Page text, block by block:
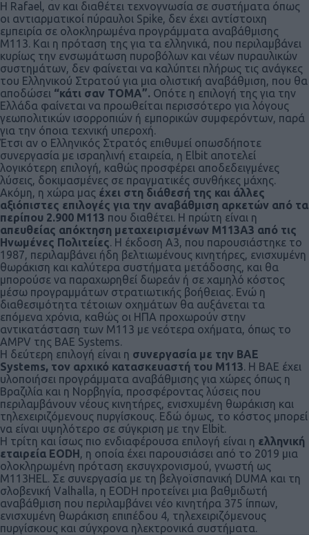
Η Rafael, αν και διαθέτει τεχνογνωσία σε συστήματα όπως
οι αντιαρματικοί πύραυλοι Spike, δεν έχει αντίστοιχη
εμπειρία σε ολοκληρωμένα προγράμματα αναβάθμισης
Μ113. Και η πρόταση της για τα ελληνικά, που περιλαμβάνει
κυρίως την ενσωμάτωση πυροβόλων και νέων πυραυλικών
συστημάτων, δεν φαίνεται να καλύπτει πλήρως τις ανάγκες
του Ελληνικού Στρατού για μια ολιστική αναβάθμιση, που θα
αποδώσει “κάτι σαν ΤΟΜΑ”. Οπότε η επιλογή της για την
Ελλάδα φαίνεται να προωθείται περισσότερο για λόγους
γεωπολιτικών ισορροπιών ή εμπορικών συμφερόντων, παρά
για την όποια τεχνική υπεροχή.
Έτσι αν ο Ελληνικός Στρατός επιθυμεί οπωσδήποτε
συνεργασία με ισραηλινή εταιρεία, η Elbit αποτελεί
λογικότερη επιλογή, καθώς προσφέρει αποδεδειγμένες
λύσεις, δοκιμασμένες σε πραγματικές συνθήκες μάχης.
Ακόμη, η χώρα μας έχει στη διάθεσή της και άλλες
αξιόπιστες επιλογές για την αναβάθμιση αρκετών από τα
περίπου 2.900 Μ113 που διαθέτει. Η πρώτη είναι η
απευθείας απόκτηση μεταχειρισμένων Μ113Α3 από τις
Ηνωμένες Πολιτείες. Η έκδοση Α3, που παρουσιάστηκε το
1987, περιλαμβάνει ήδη βελτιωμένους κινητήρες, ενισχυμένη
θωράκιση και καλύτερα συστήματα μετάδοσης, και θα
μπορούσε να παραχωρηθεί δωρεάν ή σε χαμηλό κόστος
μέσω προγραμμάτων στρατιωτικής βοήθειας. Ενώ η
διαθεσιμότητα τέτοιων οχημάτων θα αυξάνεται τα
επόμενα χρόνια, καθώς οι ΗΠΑ προχωρούν στην
αντικατάσταση των Μ113 με νεότερα οχήματα, όπως το
AMPV της BAΕ Systems.
Η δεύτερη επιλογή είναι η συνεργασία με την BAΕ
Systems, τον αρχικό κατασκευαστή του Μ113. Η BAΕ έχει
υλοποιήσει προγράμματα αναβάθμισης για χώρες όπως η
Βραζιλία και η Νορβηγία, προσφέροντας λύσεις που
περιλαμβάνουν νέους κινητήρες, ενισχυμένη θωράκιση και
τηλεχειριζόμενους πυργίσκους. Εδώ όμως, το κόστος μπορεί
να είναι υψηλότερο σε σύγκριση με την Elbit.
Η τρίτη και ίσως πιο ενδιαφέρουσα επιλογή είναι η ελληνική
εταιρεία EODH, η οποία έχει παρουσιάσει από το 2019 μια
ολοκληρωμένη πρόταση εκσυγχρονισμού, γνωστή ως
Μ113HEL. Σε συνεργασία με τη βελγοϊσπανική DUMA και τη
σλοβενική Valhalla, η EODH προτείνει μια βαθμιδωτή
αναβάθμιση που περιλαμβάνει νέο κινητήρα 375 ίππων,
ενισχυμένη θωράκιση επιπέδου 4, τηλεχειριζόμενους
πυργίσκους και σύγχρονα ηλεκτρονικά συστήματα.